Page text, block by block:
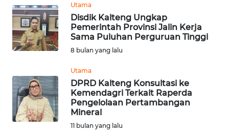
Utama
Disdik Kalteng Ungkap
Pemerintah Provinsi Jalin Kerja
Sama Puluhan Perguruan Tinggi
8 bulan yang lalu
Utama
DPRD Kalteng Konsultasi ke
Kemendagri Terkait Raperda
Pengelolaan Pertambangan
Mineral
11 bulan yang lalu
MALUKU
WN
MALUT
WN
DAIRI
WN